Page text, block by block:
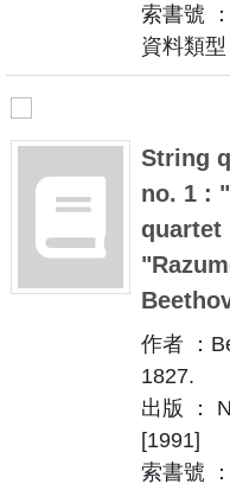
索書號
資料類
String
no. 1 :
quartet
作者 ：
1827.
出版 ：
[1991]
索書號